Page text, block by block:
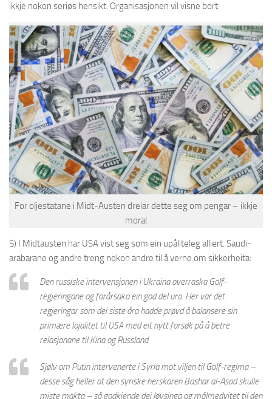
ikkje nokon seriøs hensikt. Organisasjonen vil visne bort.
For oljestatane i Midt-Austen dreiar dette seg om pengar – ikkje
moral
5) I Midtausten har USA vist seg som ein upåliteleg alliert. Saudi-
arabarane og andre treng nokon andre til å verne om sikkerheita:
Den russiske intervensjonen i Ukraina overraska Golf-
regjeringane og forårsaka ein god del uro. Her var det
regjeringar som dei siste åra hadde prøvd å balansere sin
primære lojalitet til USA med eit nytt forsøk på å betre
relasjonane til Kina og Russland.
Sjølv om Putin intervenerte i Syria mot viljen til Golf-regima –
desse såg heller at den syriske herskaren Bashar al-Asad skulle
miste makta – så godkjende dei løysinga og målmedvitet til den